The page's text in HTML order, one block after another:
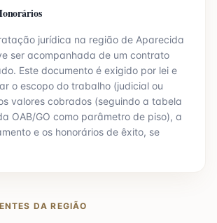
jurídica na região de Aparecida
ser acompanhada de um contrato
Este documento é exigido por lei e
o escopo do trabalho (judicial ou
valores cobrados (seguindo a tabela
OAB/GO como parâmetro de piso), a
e os honorários de êxito, se
DA REGIÃO